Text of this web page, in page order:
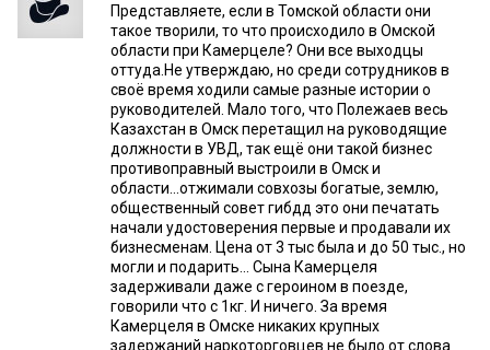
Представляете, если в Томской области они
такое творили, то что происходило в Омской
области при Камерцеле? Они все выходцы
оттуда.Не утверждаю, но среди сотрудников в
своё время ходили самые разные истории о
руководителей. Мало того, что Полежаев весь
Казахстан в Омск перетащил на руководящие
должности в УВД, так ещё они такой бизнес
противоправный выстроили в Омск и
области...отжимали совхозы богатые, землю,
общественный совет гибдд это они печатать
начали удостоверения первые и продавали их
бизнесменам. Цена от 3 тыс была и до 50 тыс., но
могли и подарить... Сына Камерцеля
задерживали даже с героином в поезде,
говорили что с 1кг. И ничего. За время
Камерцеля в Омске никаких крупных
задержаний наркоторговцев не было от слова